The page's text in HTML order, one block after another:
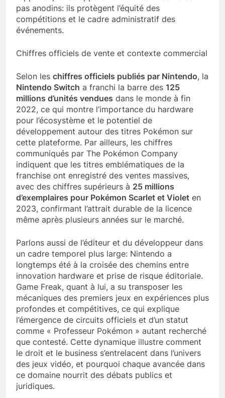
pas anodins: ils protègent l’équité des
compétitions et le cadre administratif des
événements.
Chiffres officiels de vente et contexte commercial
Selon les chiffres officiels publiés par Nintendo, la
Nintendo Switch a franchi la barre des 125
millions d’unités vendues dans le monde à fin
2022, ce qui montre l’importance du hardware
pour l’écosystème et le potentiel de
développement autour des titres Pokémon sur
cette plateforme. Par ailleurs, les chiffres
communiqués par The Pokémon Company
indiquent que les titres emblématiques de la
franchise ont enregistré des ventes massives,
avec des chiffres supérieurs à 25 millions
d’exemplaires pour Pokémon Scarlet et Violet en
2023, confirmant l’attrait durable de la licence
même après plusieurs années sur le marché.
Parlons aussi de l’éditeur et du développeur dans
un cadre temporel plus large: Nintendo a
longtemps été à la croisée des chemins entre
innovation hardware et prise de risque éditoriale.
Game Freak, quant à lui, a su transposer les
mécaniques des premiers jeux en expériences plus
profondes et compétitives, ce qui explique
l’émergence de circuits officiels et d’un statut
comme « Professeur Pokémon » autant recherché
que contesté. Cette dynamique illustre comment
le droit et le business s’entrelacent dans l’univers
des jeux vidéo, et pourquoi chaque avancée dans
ce domaine nourrit des débats publics et
juridiques.